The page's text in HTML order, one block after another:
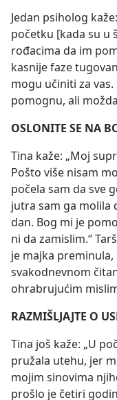
Jedan psiholog
početku [kada su u
rođacima da im
kasnije faze
mogu učiniti za
pomognu, ali
OSLONITE SE NA
Tina kaže: „Moj
Pošto više nisam
počela sam da sve
jutra sam ga molila
dan. Bog mi je
ni da zamislim.“
je majka preminula,
svakodnevnom
ohrabrujućim
RAZMIŠLJAJTE O
Tina još kaže: „U
pružala utehu, jer
mojim sinovima
prošlo je četiri